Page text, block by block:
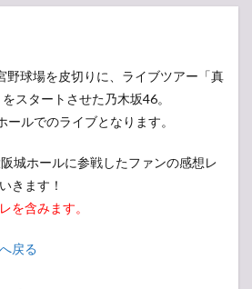
野球場を皮切りに、ライブツアー「真
スタートさせた乃木坂46。
ルでのライブとなります。
城ホールに参戦したファンの感想レ
きます！
を含みます。
戻る